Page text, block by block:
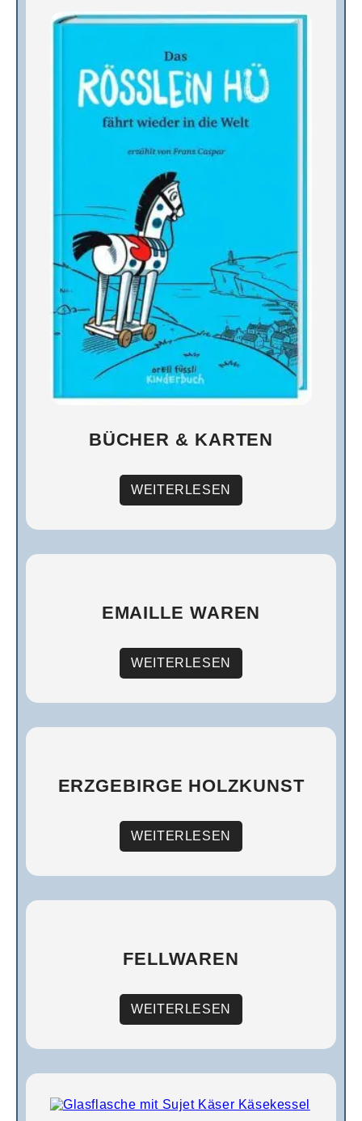
BÜCHER & KARTEN
WEITERLESEN
EMAILLE WAREN
WEITERLESEN
ERZGEBIRGE HOLZKUNST
WEITERLESEN
FELLWAREN
WEITERLESEN